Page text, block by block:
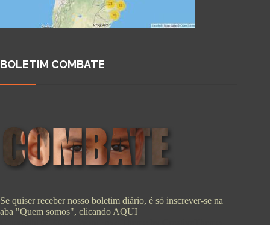
BOLETIM COMBATE
Se quiser receber nosso boletim diário, é só inscrever-se na
aba "Quem somos", clicando AQUI